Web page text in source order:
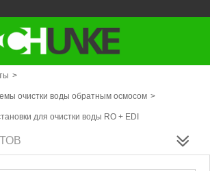
>
очистки воды обратным осмосом >
для очистки воды RO + EDI